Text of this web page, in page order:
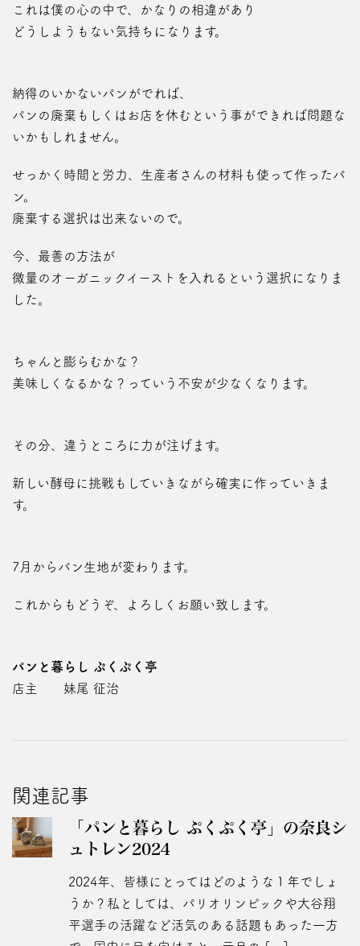
これは僕の心の中で、かなりの相違があり
どうしようもない気持ちになります。
納得のいかないパンがでれば、
パンの廃棄もしくはお店を休むという事ができれば問題な
いかもしれません。
せっかく時間と労力、生産者さんの材料も使って作ったパ
ン。
廃棄する選択は出来ないので。
今、最善の方法が
微量のオーガニックイーストを入れるという選択になりま
した。
ちゃんと膨らむかな？
美味しくなるかな？っていう不安が少なくなります。
その分、違うところに力が注げます。
新しい酵母に挑戦もしていきながら確実に作っていきま
す。
7月からパン生地が変わります。
これからもどうぞ、よろしくお願い致します。
パンと暮らし ぷくぷく亭
店主 妹尾 征治
関連記事
「パンと暮らし ぷくぷく亭」の奈良シ
ュトレン2024
2024年、皆様にとってはどのような１年でしょ
うか？私としては、パリオリンピックや大谷翔
平選手の活躍など活気のある話題もあった一方